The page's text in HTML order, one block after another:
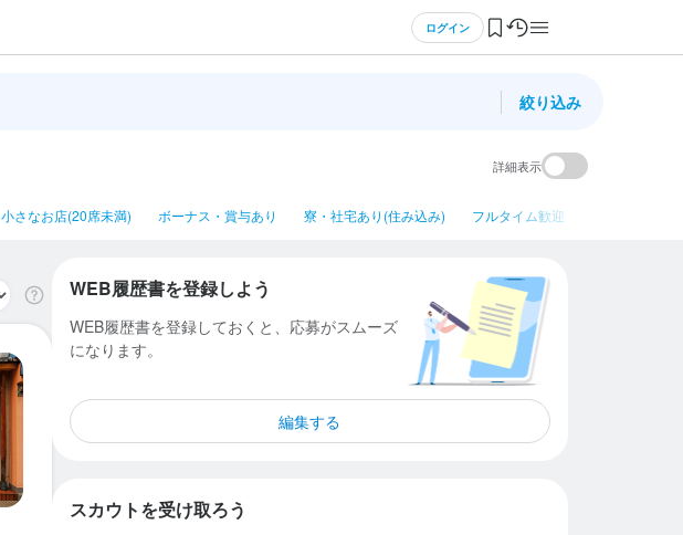
ログイン
絞り込み
詳細表示
小さなお店(20席未満) ボーナス・賞与あり 寮・社宅あり(住み込み) フルタイム歓迎
WEB履歴書を登録しよう
WEB履歴書を登録しておくと、応募がスムーズ
になります。
編集する
スカウトを受け取ろう